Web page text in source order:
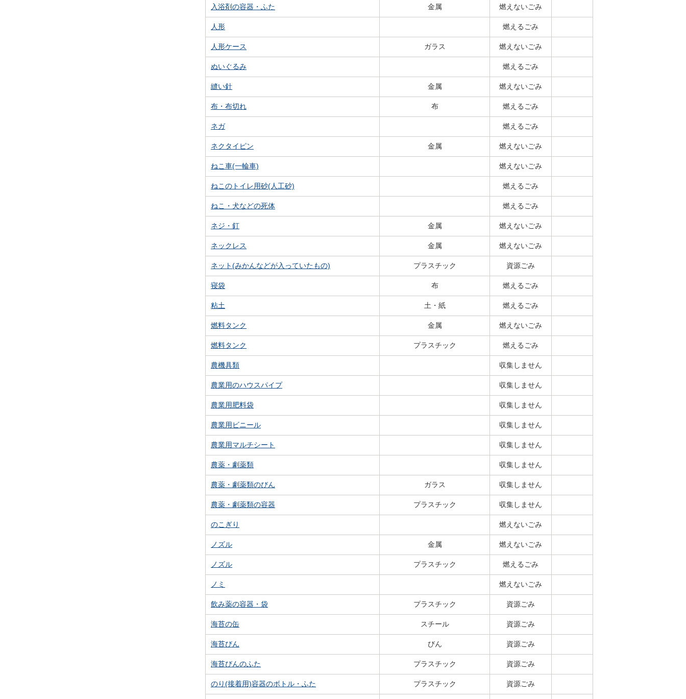
入浴剤の容器・ふた 金属 燃えないごみ
人形 燃えるごみ
人形ケース ガラス 燃えないごみ
ぬいぐるみ 燃えるごみ
縫い針 金属 燃えないごみ
布・布切れ 布 燃えるごみ
ネガ 燃えるごみ
ネクタイピン 金属 燃えないごみ
ねこ車(一輪車) 燃えないごみ
ねこのトイレ用砂(人工砂) 燃えるごみ
ねこ・犬などの死体 燃えるごみ
ネジ・釘 金属 燃えないごみ
ネックレス 金属 燃えないごみ
ネット(みかんなどが入っていたもの) プラスチック 資源ごみ
寝袋 布 燃えるごみ
粘土 土・紙 燃えるごみ
燃料タンク 金属 燃えないごみ
燃料タンク プラスチック 燃えるごみ
農機具類 収集しません
農業用のハウスパイプ 収集しません
農業用肥料袋 収集しません
農業用ビニール 収集しません
農業用マルチシート 収集しません
農薬・劇薬類 収集しません
農薬・劇薬類のびん ガラス 収集しません
農薬・劇薬類の容器 プラスチック 収集しません
のこぎり 燃えないごみ
ノズル 金属 燃えないごみ
ノズル プラスチック 燃えるごみ
ノミ 燃えないごみ
飲み薬の容器・袋 プラスチック 資源ごみ
海苔の缶 スチール 資源ごみ
海苔びん びん 資源ごみ
海苔びんのふた プラスチック 資源ごみ
のり(接着用)容器のボトル・ふた プラスチック 資源ごみ